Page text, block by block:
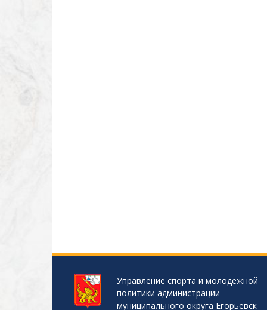
Управление спорта и молодежной
политики администрации
муниципального округа Егорьевск